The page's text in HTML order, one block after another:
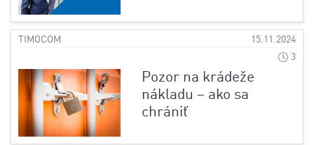
TIMOCOM
15.11.2024
3
Pozor na krádeže
nákladu – ako sa
chrániť